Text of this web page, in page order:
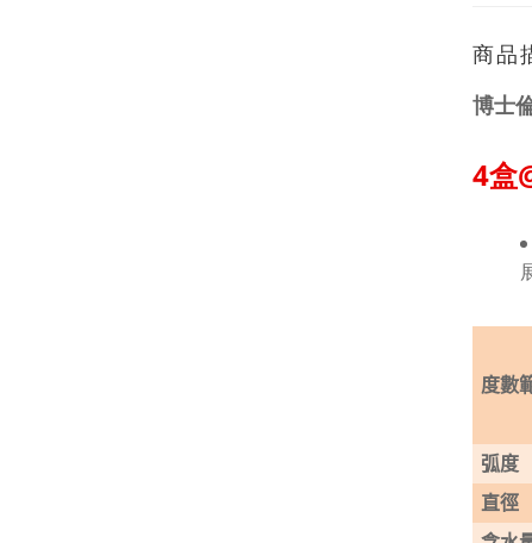
商品
博士
4盒
度數
弧度
直徑